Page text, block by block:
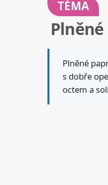
TÉMA
Plněné
s dobře
octem a